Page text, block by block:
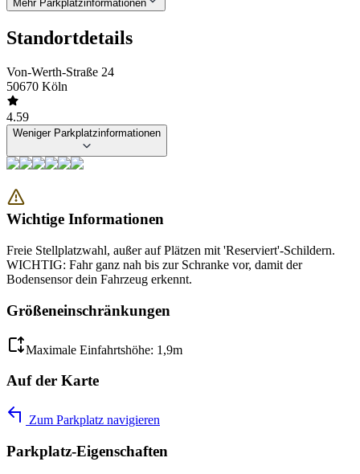
Mehr Parkplatzinformationen
Standortdetails
Von-Werth-Straße 24
50670 Köln
4.59
Weniger Parkplatzinformationen
Wichtige Informationen
Freie Stellplatzwahl, außer auf Plätzen mit 'Reserviert'-Schildern.
WICHTIG: Fahr ganz nah bis zur Schranke vor, damit der
Bodensensor dein Fahrzeug erkennt.
Größeneinschränkungen
Maximale Einfahrtshöhe: 1,9m
Auf der Karte
Zum Parkplatz navigieren
Parkplatz-Eigenschaften